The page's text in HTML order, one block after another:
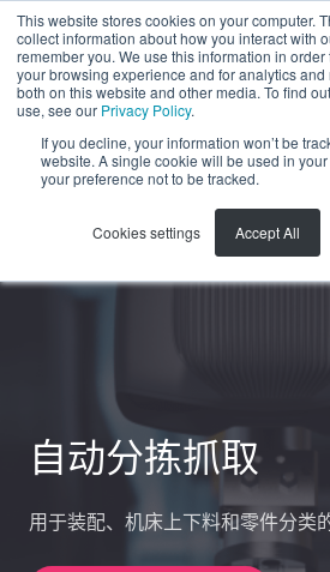
This website stores cookies on your computer.
collect information about how you interact with
remember you. We use this information in
your browsing experience and for analytics
both on this website and other media. To find
use, see our Privacy Policy.
If you decline, your information won’t be
website. A single cookie will be used in
your preference not to be tracked.
Cookies settings Accept All
自动分拣抓取
用于装配、机床上下料和零件分类